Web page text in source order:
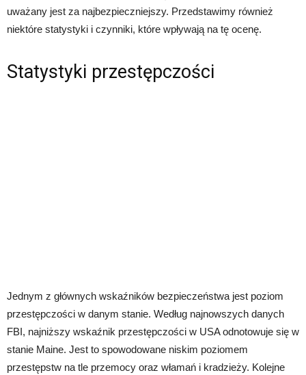
uważany jest za najbezpieczniejszy. Przedstawimy również
niektóre statystyki i czynniki, które wpływają na tę ocenę.
Statystyki przestępczości
Jednym z głównych wskaźników bezpieczeństwa jest poziom
przestępczości w danym stanie. Według najnowszych danych
FBI, najniższy wskaźnik przestępczości w USA odnotowuje się w
stanie Maine. Jest to spowodowane niskim poziomem
przestępstw na tle przemocy oraz włamań i kradzieży. Kolejne